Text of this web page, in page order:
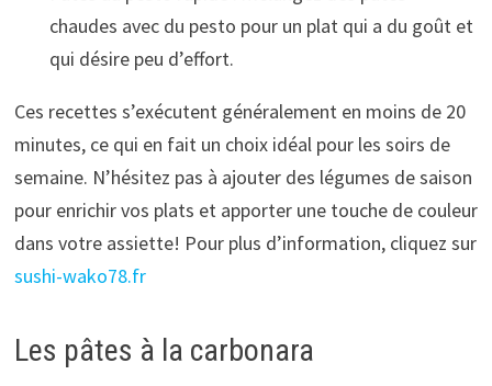
chaudes avec du pesto pour un plat qui a du goût et
qui désire peu d’effort.
Ces recettes s’exécutent généralement en moins de 20
minutes, ce qui en fait un choix idéal pour les soirs de
semaine. N’hésitez pas à ajouter des légumes de saison
pour enrichir vos plats et apporter une touche de couleur
dans votre assiette! Pour plus d’information, cliquez sur
sushi-wako78.fr
Les pâtes à la carbonara